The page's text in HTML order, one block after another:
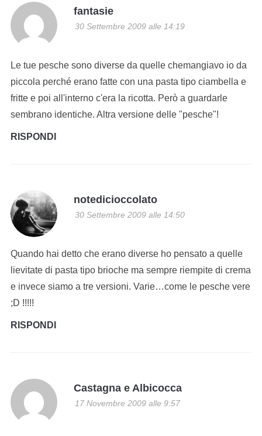
fantasie
30 Settembre 2009 alle 14:19
Le tue pesche sono diverse da quelle chemangiavo io da
piccola perché erano fatte con una pasta tipo ciambella e
fritte e poi all'interno c'era la ricotta. Però a guardarle
sembrano identiche. Altra versione delle "pesche"!
RISPONDI
notedicioccolato
30 Settembre 2009 alle 14:50
Quando hai detto che erano diverse ho pensato a quelle
lievitate di pasta tipo brioche ma sempre riempite di crema
e invece siamo a tre versioni. Varie…come le pesche vere
;D !!!!!
RISPONDI
Castagna e Albicocca
17 Novembre 2009 alle 9:57